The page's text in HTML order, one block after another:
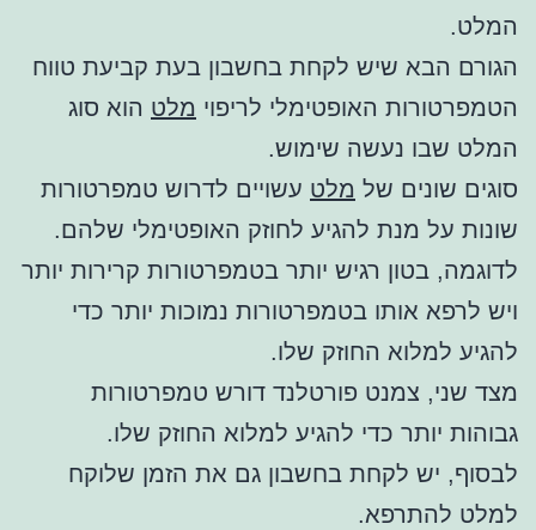
המלט.
הגורם הבא שיש לקחת בחשבון בעת קביעת טווח
הטמפרטורות האופטימלי לריפוי מלט הוא סוג
המלט שבו נעשה שימוש.
סוגים שונים של מלט עשויים לדרוש טמפרטורות
שונות על מנת להגיע לחוזק האופטימלי שלהם.
לדוגמה, בטון רגיש יותר בטמפרטורות קרירות יותר
ויש לרפא אותו בטמפרטורות נמוכות יותר כדי
להגיע למלוא החוזק שלו.
מצד שני, צמנט פורטלנד דורש טמפרטורות
גבוהות יותר כדי להגיע למלוא החוזק שלו.
לבסוף, יש לקחת בחשבון גם את הזמן שלוקח
למלט להתרפא.